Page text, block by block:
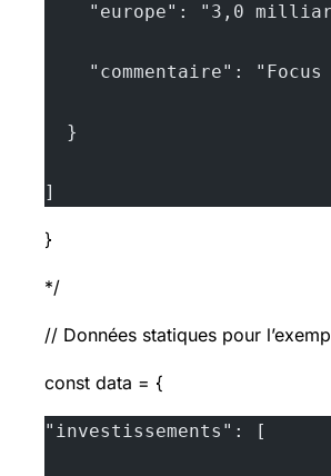
"europe": "3,0
"commentaire":
  }
]
}
*/
// Données statiques pour
const data = {
"investissements": [